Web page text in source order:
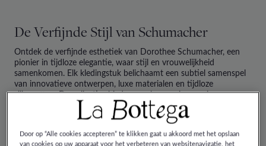
De Verfijnde Stijl van Schumacher
Ontdek de verfijnde esthetiek van Dorothee Schumacher, een
pionier in tijdloze elegantie, waar stijl en vrouwelijkheid
samenkomen. Elk kledingstuk belichaamt een subtiel samenspel
van innovatieve ontwerpen, luxe materialen en tijdloze
silhouetten. De collecties bieden een harmonieuze mix van
moderne luxe en tijdloze elegantie, die de essentie van de
moderne vrouw weerspiegelt.
Door op “Alle cookies accepteren” te klikken gaat u akkoord met het opslaan
van cookies op uw apparaat voor het verbeteren van websitenavigatie, het